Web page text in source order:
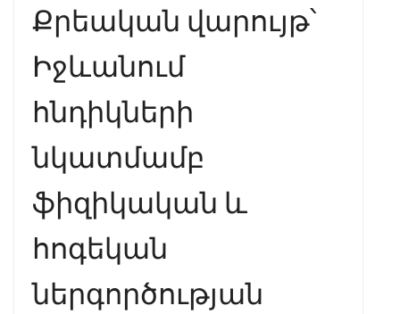
Քրեական վարույթ՝
Իջևանում
հնդիկների
նկատմամբ
ֆիզիկական և
հոգեկան
ներգործության